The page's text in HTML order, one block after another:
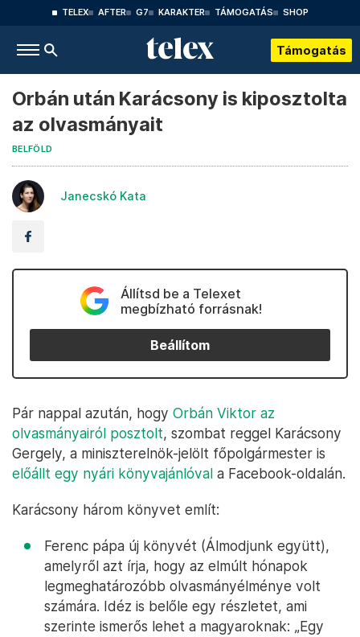
TELEX AFTER G7 KARAKTER TÁMOGATÁS SHOP
Támogatás
Orbán után Karácsony is kiposztolta
az olvasmányait
BELFÖLD
Janecskó Kata
Állítsd be a Telexet
megbízható forrásnak!
Beállítom
Pár nappal azután, hogy Orbán Viktor az
olvasmányairól posztolt, szombat reggel Karácsony
Gergely, a miniszterelnök-jelölt főpolgármester is
előállt egy nyári könyvajánlóval a Facebook-oldalán.
Karácsony három könyvet említ:
Ferenc pápa új könyvét (Álmodjunk együtt),
amelyről azt írja, hogy az elmúlt hónapok
legmeghatározóbb olvasmányélménye volt
számára. Idéz is belőle egy részletet, ami
szerinte ismerős lehet a magyaroknak: „Egy